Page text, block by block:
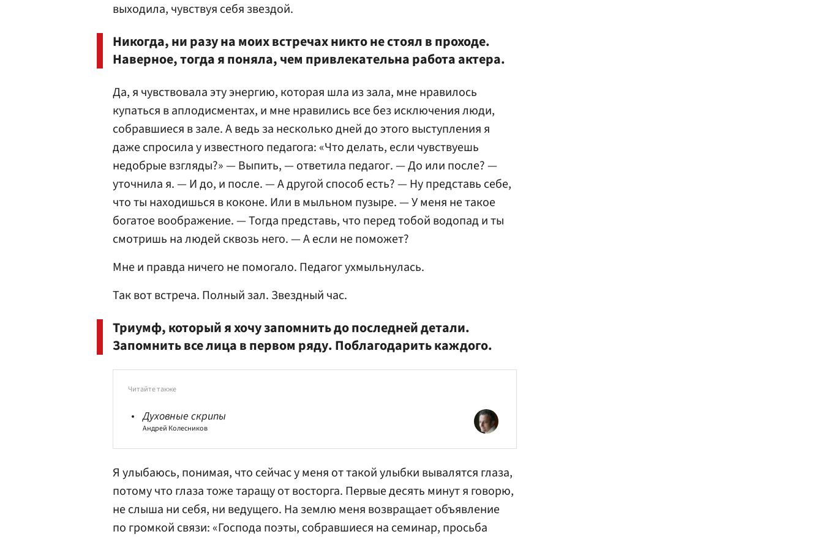
выходила, чувствуя себя звездой.
Никогда, ни разу на моих встречах никто не стоял в проходе.
Наверное, тогда я поняла, чем привлекательна работа актера.
Да, я чувствовала эту энергию, которая шла из зала, мне нравилось
купаться в аплодисментах, и мне нравились все без исключения люди,
собравшиеся в зале. А ведь за несколько дней до этого выступления я
даже спросила у известного педагога: «Что делать, если чувствуешь
недобрые взгляды?» — Выпить, — ответила педагог. — До или после? —
уточнила я. — И до, и после. — А другой способ есть? — Ну представь себе,
что ты находишься в коконе. Или в мыльном пузыре. — У меня не такое
богатое воображение. — Тогда представь, что перед тобой водопад и ты
смотришь на людей сквозь него. — А если не поможет?
Мне и правда ничего не помогало. Педагог ухмыльнулась.
Так вот встреча. Полный зал. Звездный час.
Триумф, который я хочу запомнить до последней детали.
Запомнить все лица в первом ряду. Поблагодарить каждого.
Читайте также
Духовные скрипы
Андрей Колесников
Я улыбаюсь, понимая, что сейчас у меня от такой улыбки вывалятся глаза,
потому что глаза тоже таращу от восторга. Первые десять минут я говорю,
не слыша ни себя, ни ведущего. На землю меня возвращает объявление
по громкой связи: «Господа поэты, собравшиеся на семинар, просьба